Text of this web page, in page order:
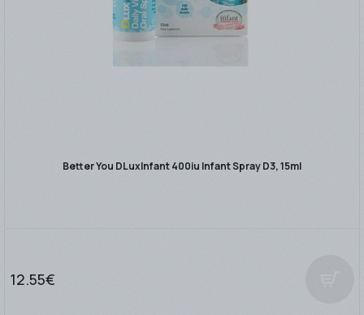
Better You DLuxInfant 400iu Infant Spray D3, 15ml
12.55€